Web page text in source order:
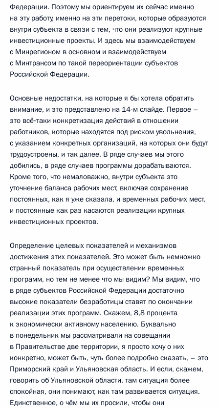
Федерации. Поэтому мы ориентируем их сейчас именно
на эту работу, именно на эти перетоки, которые образуются
внутри субъекта в связи с тем, что они реализуют крупные
инвестиционные проекты. И здесь мы взаимодействуем
с Минрегионом в основном и взаимодействуем
с Минтрансом по такой переориентации субъектов
Российской Федерации.
Основные недостатки, на которые я бы хотела обратить
внимание, и это представлено на 14-м слайде. Первое –
это всё‑таки конкретизация действий в отношении
работников, которые находятся под риском увольнения,
с указанием конкретных организаций, на которых они будут
трудоустроены, и так далее. В ряде случаев мы этого
добились, в ряде случаев программы дорабатываются.
Кроме того, что немаловажно, внутри субъекта это
уточнение баланса рабочих мест, включая сохранение
постоянных, как я уже сказала, и временных рабочих мест,
и постоянные как раз касаются реализации крупных
инвестиционных проектов.
Определение целевых показателей и механизмов
достижения этих показателей. Это может быть немножко
странный показатель при осуществлении временных
программ, но тем не менее что мы видим? Мы видим, что
в ряде субъектов Российской Федерации достаточно
высокие показатели безработицы ставят по окончании
реализации этих программ. Скажем, 8,8 процента
к экономически активному населению. Буквально
в понедельник мы рассматривали на совещании
в Правительстве две территории, я просто хочу о них
конкретно, может быть, чуть более подробно сказать, – это
Приморский край и Ульяновская область. И если, скажем,
говорить об Ульяновской области, там ситуация более
спокойная, они понимают, как там развивается ситуация.
Единственное, о чём мы их просили, чтобы они